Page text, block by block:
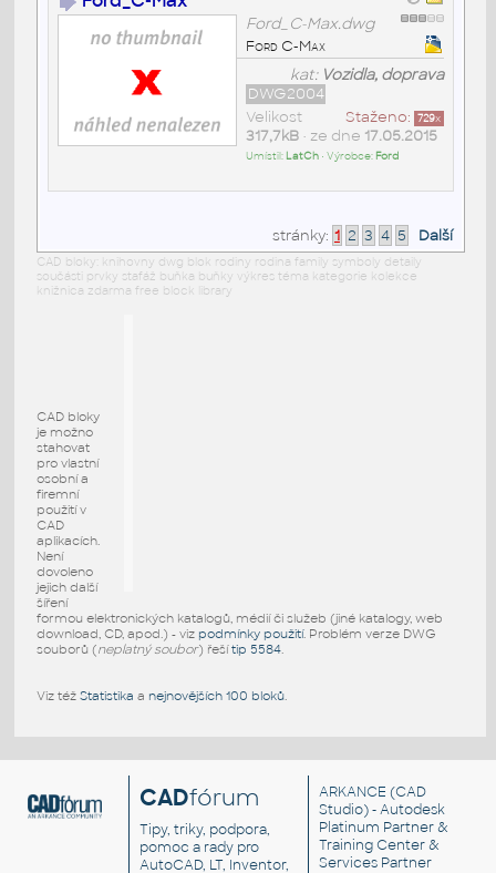
Ford_C-Max.dwg
Ford C-Max
kat: Vozidla, doprava
DWG2004
Staženo: 729x
Velikost
317,7kB• ze dne 17.05.2015
Umístil: LatCh• Výrobce: Ford
stránky: 1 2 3 4 5 Další
CAD bloky: knihovny dwg blok rodiny rodina family symboly detaily
součásti prvky stafáž buňka buňky výkres téma kategorie kolekce
knižnica zdarma free block library
CAD bloky
je možno
stahovat
pro vlastní
osobní a
firemní
použití v
CAD
aplikacích.
Není
dovoleno
jejich další
šíření
formou elektronických katalogů, médií či služeb (jiné katalogy, web
download, CD, apod.) - viz podmínky použití. Problém verze DWG
souborů (neplatný soubor) řešítip 5584.
Viz též Statistika a nejnovějších 100 bloků.
CADfórum
Tipy, triky, podpora,
pomoc a rady pro
AutoCAD, LT, Inventor,
ARKANCE (CAD
Studio) - Autodesk
Platinum Partner &
Training Center &
Services Partner